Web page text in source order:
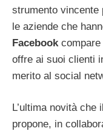
strumento vincente
le aziende che
Facebook compare
offre ai suoi clienti
merito al social
L’ultima novità
propone, in